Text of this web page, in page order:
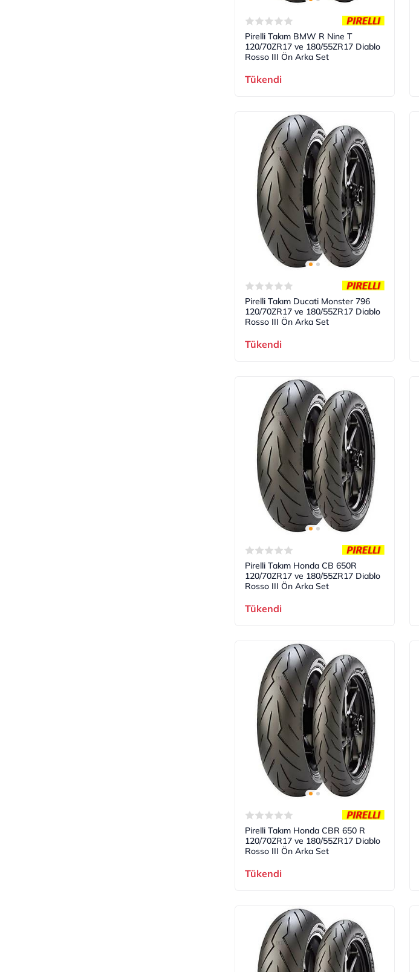
Pirelli Takım BMW R Nine T
120/70ZR17 ve 180/55ZR17 Diablo
Rosso III Ön Arka Set
Tükendi
Pirelli Takım Ducati Monster 796
120/70ZR17 ve 180/55ZR17 Diablo
Rosso III Ön Arka Set
Tükendi
Pirelli Takım Honda CB 650R
120/70ZR17 ve 180/55ZR17 Diablo
Rosso III Ön Arka Set
Tükendi
Pirelli Takım Honda CBR 650 R
120/70ZR17 ve 180/55ZR17 Diablo
Rosso III Ön Arka Set
Tükendi